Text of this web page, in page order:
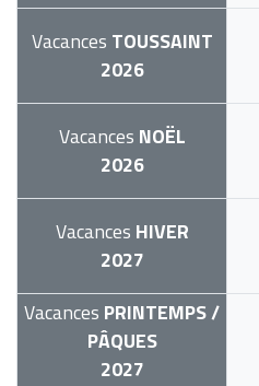
Vacances TOUSSAINT
2026
Vacances NOËL
2026
Vacances HIVER
2027
Vacances PRINTEMPS /
PÂQUES
2027